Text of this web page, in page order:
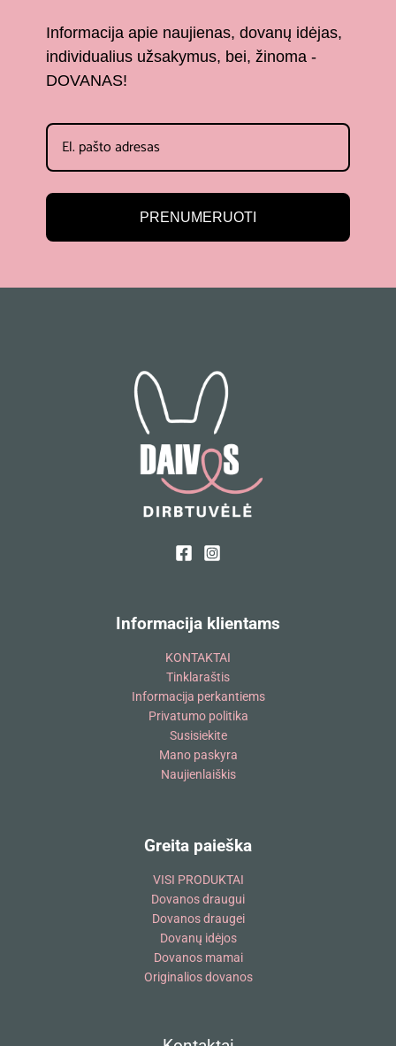
Informacija apie naujienas, dovanų idėjas,
individualius užsakymus, bei, žinoma -
DOVANAS!
PRENUMERUOTI
Informacija klientams
KONTAKTAI
Tinklaraštis
Informacija perkantiems
Privatumo politika
Susisiekite
Mano paskyra
Naujienlaiškis
Greita paieška
VISI PRODUKTAI
Dovanos draugui
Dovanos draugei
Dovanų idėjos
Dovanos mamai
Originalios dovanos